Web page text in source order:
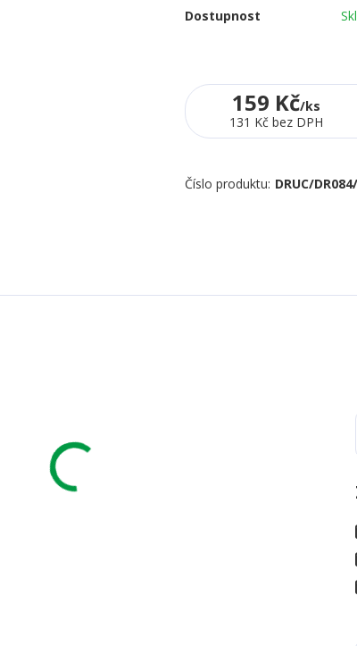
Dostupnost
159 Kč/ks
131 Kč bez DPH
Číslo produktu: DRUC/